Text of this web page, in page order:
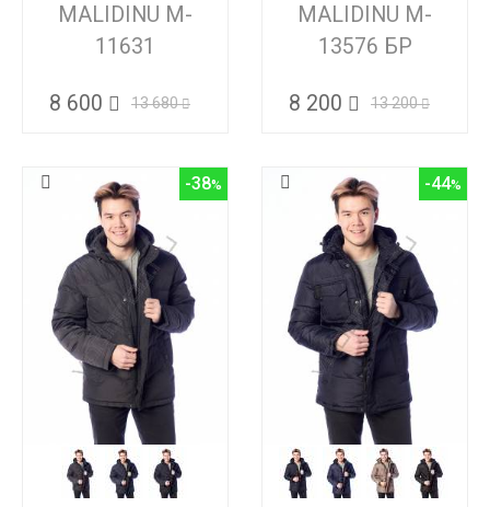
MALIDINU M-
11631
8 600 13 680
MALIDINU M-
13576 БР
8 200 13 200
-38 -44